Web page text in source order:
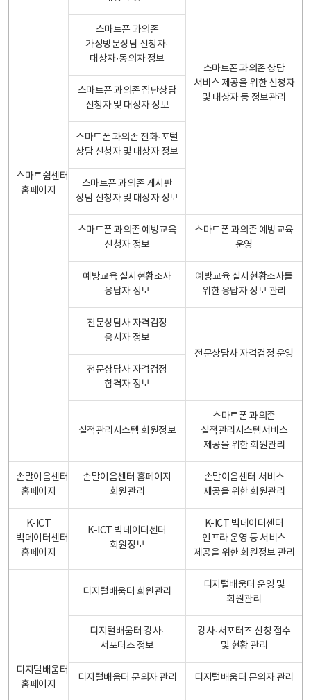
스마트쉼센터
홈페이지
스마트폰 과의존 상담
서비스 제공을 위한 신청자
및 대상자 등 정보관리
스마트폰 과의존
가정방문상담 신청자·
대상자·동의자 정보
스마트폰 과의존 집단상담
신청자 및 대상자 정보
스마트폰 과의존 전화·포털
상담 신청자 및 대상자 정보
스마트폰 과의존 게시판
상담 신청자 및 대상자 정보
스마트폰 과의존 예방교육
신청자 정보
스마트폰 과의존 예방교육
운영
예방교육 실시현황조사
응답자 정보
예방교육 실시현황조사를
위한 응답자 정보 관리
전문상담사 자격검정
응시자 정보
전문상담사 자격검정 운영
전문상담사 자격검정
합격자 정보
실적관리시스템 회원정보
스마트폰 과의존
실적관리시스템서비스
제공을 위한 회원관리
손말이음센터
홈페이지
손말이음센터 홈페이지
회원관리
손말이음센터 서비스
제공을 위한 회원관리
K-ICT
빅데이터센터
홈페이지
K-ICT 빅데이터센터
회원정보
K-ICT 빅데이터센터
인프라 운영 등 서비스
제공을 위한 회원정보 관리
디지털배움터
홈페이지
디지털배움터 회원관리
디지털배움터 운영 및
회원관리
디지털배움터 강사·
서포터즈 정보
강사·서포터즈 신청 접수
및 현황 관리
디지털배움터 문의자 관리 디지털배움터 문의자 관리